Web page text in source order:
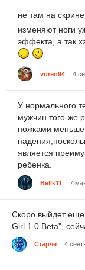
не там на
изменяют ноги
эффекта, а так
voren94 4
У нормального
мужчин того-же
ножками
является
ребенка.
Bells11 7
Скоро выйдет
Girl 1.0 Beta",
Старче 4